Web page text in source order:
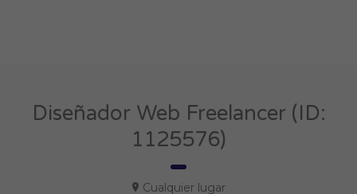
Diseñador Web Freelancer (ID:
1125576)
Cualquier lugar